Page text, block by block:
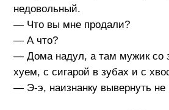
недовольный.
— Что вы мне продали?
— А что?
— Дома надул, а там мужик со
хуем, с сигарой в зубах и с
— Э-э, наизнанку вывернуть не